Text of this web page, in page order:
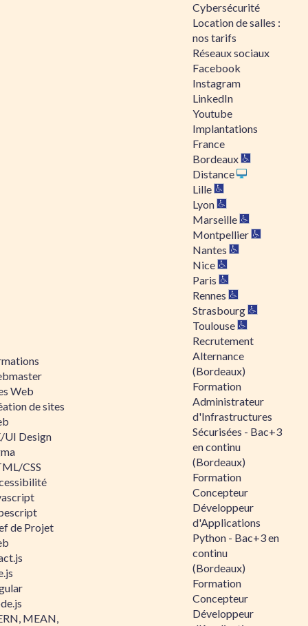
Web
de sites
UI Design
CSS
de Projet
MEAN,
Cybersécurité
Location de salles :
nos tarifs
Réseaux sociaux
Facebook
Instagram
LinkedIn
Youtube
Implantations
France
Bordeaux
Distance
Lille
Lyon
Marseille
Montpellier
Nantes
Nice
Paris
Rennes
Strasbourg
Toulouse
Recrutement
Alternance
(Bordeaux)
Formation
Administrateur
d'Infrastructures
Sécurisées - Bac+3
en continu
(Bordeaux)
Formation
Concepteur
Développeur
d'Applications
Python - Bac+3 en
continu
(Bordeaux)
Formation
Concepteur
Développeur